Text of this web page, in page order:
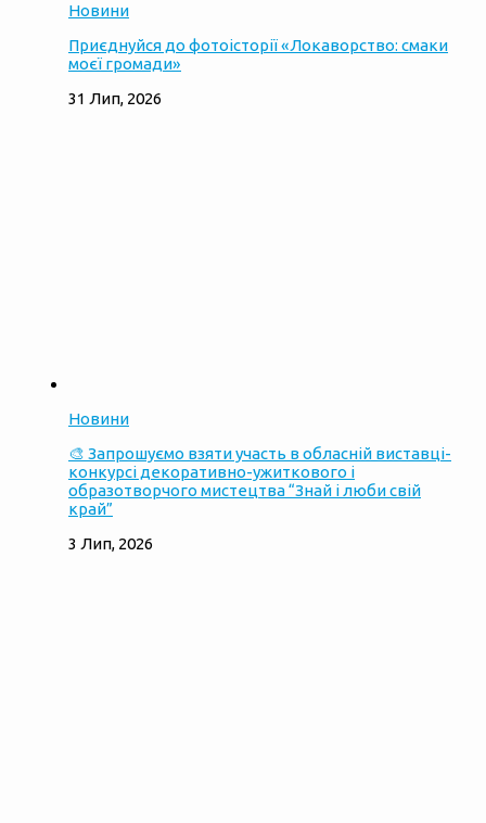
Новини
Приєднуйся до фотоісторії «Локаворство: смаки
моєї громади»
31 Лип, 2026
Новини
🎨 Запрошуємо взяти участь в обласній виставці-
конкурсі декоративно-ужиткового і
образотворчого мистецтва “Знай і люби свій
край”
3 Лип, 2026